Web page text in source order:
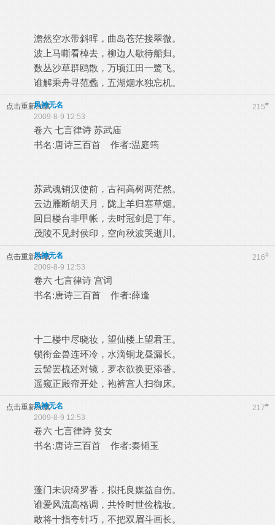
澹然空水带斜晖，曲岛苍茫接翠微。
波上马嘶看棹去，柳边人歇待船归。
数丛沙草群鸥散，万顷江田一鹭飞。
谁解乘舟寻范蠡，五湖烟水独忘机。
点击重新加载 215#
风神无名
2009-8-9 12:53
卷六 七言律诗 苏武庙
书名:唐诗三百首 作者:温庭筠
苏武魂销汉使前，古祠高树两茫然。
云边雁断胡天月，陇上羊归塞草烟。
回日楼台非甲帐，去时冠剑是丁年。
茂陵不见封侯印，空向秋波哭逝川。
点击重新加载 216#
风神无名
2009-8-9 12:53
卷六 七言律诗 宫词
书名:唐诗三百首 作者:薛逢
十二楼中尽晓妆，望仙楼上望君王。
锁衔金兽连环冷，水滴铜龙昼漏长。
云髻罢梳还对镜，罗衣欲换更添香。
遥窥正殿帘开处，袍裤宫人扫御床。
点击重新加载 217#
风神无名
2009-8-9 12:53
卷六 七言律诗 贫女
书名:唐诗三百首 作者:秦韬玉
蓬门未识绮罗香，拟托良媒益自伤。
谁爱风流高格调，共怜时世俭梳妆。
敢将十指夸针巧，不把双眉斗画长。